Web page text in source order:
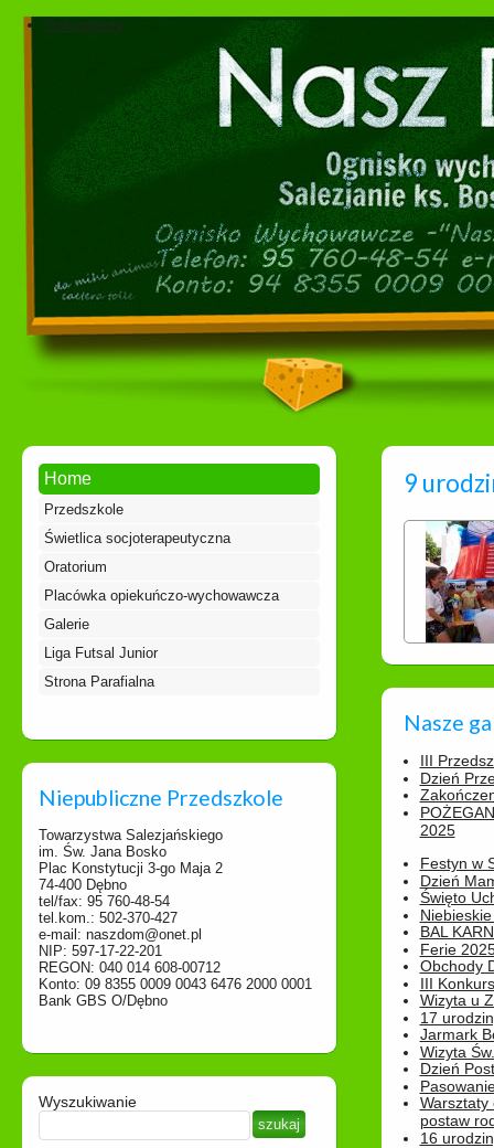
Dokumenty
Home
Przedszkole
Świetlica socjoterapeutyczna
Oratorium
Placówka opiekuńczo-wychowawcza
Galerie
Liga Futsal Junior
Strona Parafialna
Niepubliczne Przedszkole
Towarzystwa Salezjańskiego
im. Św. Jana Bosko
Plac Konstytucji 3-go Maja 2
74-400 Dębno
tel/fax: 95 760-48-54
tel.kom.: 502-370-427
e-mail: naszdom@onet.pl
NIP: 597-17-22-201
REGON: 040 014 608-00712
Konto: 09 8355 0009 0043 6476 2000 0001
Bank GBS O/Dębno
Wyszukiwanie
9
Nasze
III
Dzień
2025
Festyn w
Dzień
Święto
BAL
Ferie
Obchody
III
Wizyta u
17
Jarmark
Wizyta
Dzień
Warsztaty
postaw
16